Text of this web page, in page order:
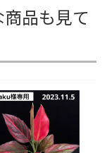
品も見て